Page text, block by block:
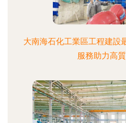
大南海石化工業區工程建設
服務助力高